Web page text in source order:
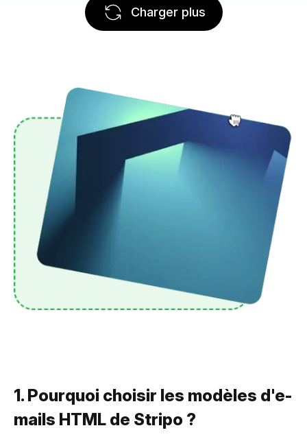
Charger plus
1. Pourquoi choisir les modèles d'e-
mails HTML de Stripo ?